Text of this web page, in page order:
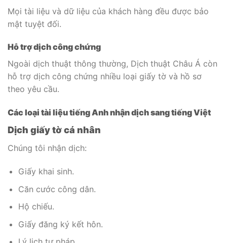
Mọi tài liệu và dữ liệu của khách hàng đều được bảo
mật tuyệt đối.
Hỗ trợ dịch công chứng
Ngoài dịch thuật thông thường, Dịch thuật Châu Á còn
hỗ trợ dịch công chứng nhiều loại giấy tờ và hồ sơ
theo yêu cầu.
Các loại tài liệu tiếng Anh nhận dịch sang tiếng Việt
Dịch giấy tờ cá nhân
Chúng tôi nhận dịch:
Giấy khai sinh.
Căn cước công dân.
Hộ chiếu.
Giấy đăng ký kết hôn.